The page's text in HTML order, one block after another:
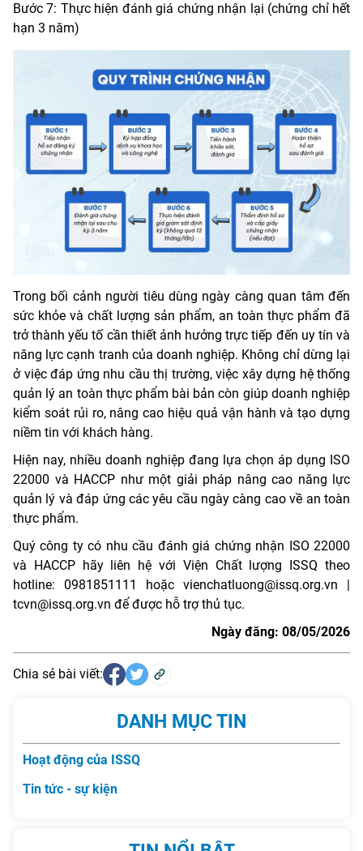
Bước 7: Thực hiện đánh giá chứng nhận lại (chứng chỉ hết
hạn 3 năm)
Trong bối cảnh người tiêu dùng ngày càng quan tâm đến
sức khỏe và chất lượng sản phẩm, an toàn thực phẩm đã
trở thành yếu tố cần thiết ảnh hưởng trực tiếp đến uy tín và
năng lực cạnh tranh của doanh nghiệp. Không chỉ dừng lại
ở việc đáp ứng nhu cầu thị trường, việc xây dựng hệ thống
quản lý an toàn thực phẩm bài bản còn giúp doanh nghiệp
kiểm soát rủi ro, nâng cao hiệu quả vận hành và tạo dựng
niềm tin với khách hàng.
Hiện nay, nhiều doanh nghiệp đang lựa chọn áp dụng ISO
22000 và HACCP như một giải pháp nâng cao năng lực
quản lý và đáp ứng các yêu cầu ngày càng cao về an toàn
thực phẩm.
Quý công ty có nhu cầu đánh giá chứng nhận ISO 22000
và HACCP hãy liên hệ với Viện Chất lượng ISSQ theo
hotline: 0981851111 hoặc vienchatluong@issq.org.vn |
tcvn@issq.org.vn để được hỗ trợ thủ tục.
Ngày đăng: 08/05/2026
Chia sẻ bài viết:
DANH MỤC TIN
Hoạt động của ISSQ
Tin tức - sự kiện